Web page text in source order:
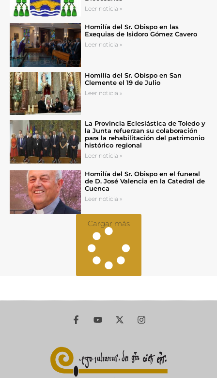
Leer noticia »
Homilía del Sr. Obispo en las
Exequias de Isidoro Gómez Cavero
Leer noticia »
Homilía del Sr. Obispo en San
Clemente el 19 de Julio
Leer noticia »
La Provincia Eclesiástica de Toledo y
la Junta refuerzan su colaboración
para la rehabilitación del patrimonio
histórico regional
Leer noticia »
Homilía del Sr. Obispo en el funeral
de D. José Valencia en la Catedral de
Cuenca
Leer noticia »
Cargar más